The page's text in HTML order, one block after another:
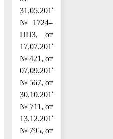
31.05.2017
№ 1724–
ППЗ, от
17.07.2017
№ 421, от
07.09.2017
№ 567, от
30.10.2017
№ 711, от
13.12.2017
№ 795, от